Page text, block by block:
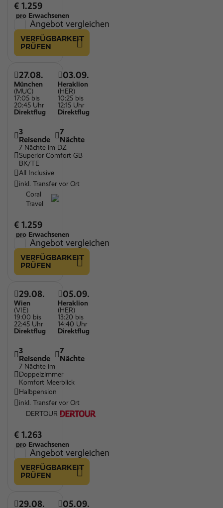
€ 1.259
pro Erwachsenen
Angebot vergleichen
VERFÜGBARKEIT
PRÜFEN
27.08.
München
(MUC)
17:05 bis
20:45 Uhr
Direktflug
03.09.
Heraklion
(HER)
10:25 bis
12:15 Uhr
Direktflug
3
Reisende
7
Nächte
7 Nächte im DZ
Superior Comfort GB
BK/TE
All Inclusive
inkl. Transfer vor Ort
Coral
Travel
€ 1.259
pro Erwachsenen
Angebot vergleichen
VERFÜGBARKEIT
PRÜFEN
29.08.
Wien
(VIE)
19:00 bis
22:45 Uhr
Direktflug
05.09.
Heraklion
(HER)
13:20 bis
14:40 Uhr
Direktflug
3
Reisende
7
Nächte
7 Nächte im
Doppelzimmer
Komfort Meerblick
Halbpension
inkl. Transfer vor Ort
DERTOUR
€ 1.263
pro Erwachsenen
Angebot vergleichen
VERFÜGBARKEIT
PRÜFEN
29.08. 05.09.